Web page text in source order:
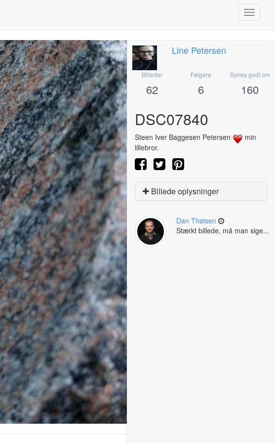
Toggle
Line Petersen
Billeder
62
Følgere
6
Synes godt om
160
DSC07840
Steen Iver Baggesen Petersen
min
lillebror.
Billede oplysninger
Dan Thøisen
Stærkt billede, må man sige...